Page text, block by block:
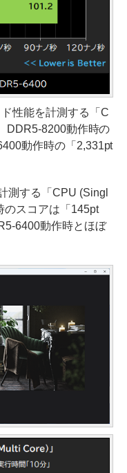
性能を計測する「C
DDR5-8200動作時の
動作時の「2,331pt
測する「CPU (Singl
のスコアは「145pt
6400動作時とほぼ